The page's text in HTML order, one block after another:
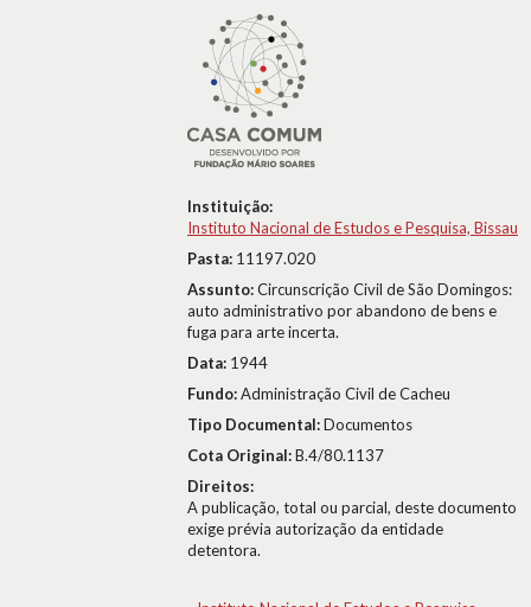
Instituição:
Instituto Nacional de Estudos e Pesquisa, Bissau
Pasta: 11197.020
Assunto:Circunscrição Civil de São Domingos:
auto administrativo por abandono de bens e
fuga para arte incerta.
Data: 1944
Fundo:Administração Civil de Cacheu
Tipo Documental:Documentos
Cota Original:B.4/80.1137
Direitos:
A publicação, total ou parcial, deste documento
exige prévia autorização da entidade
detentora.